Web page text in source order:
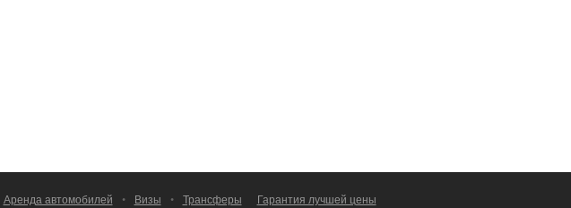
Аренда автомобилей • Визы • Трансферы Гарантия лучшей цены